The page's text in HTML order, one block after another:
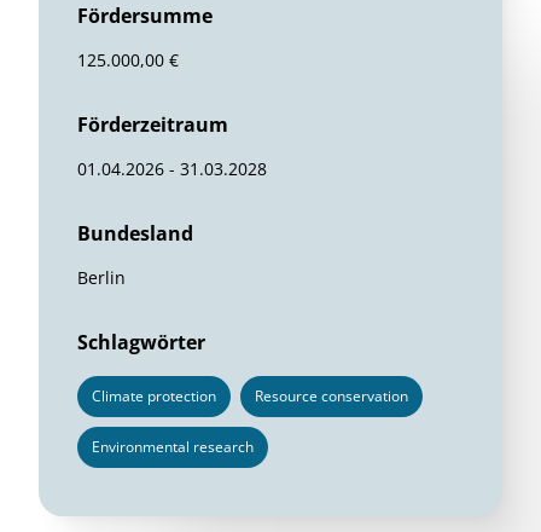
Fördersumme
125.000,00 €
Förderzeitraum
01.04.2026 - 31.03.2028
Bundesland
Berlin
Schlagwörter
Climate protection Resource conservation
Environmental research